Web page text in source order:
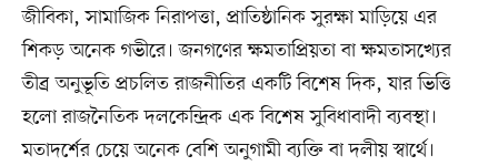
জীবিকা, সামাজিক নিরাপত্তা, প্রাতিষ্ঠানিক সুরক্ষা মাড়িয়ে এর
শিকড় অনেক গভীরে। জনগণের ক্ষমতাপ্রিয়তা বা ক্ষমতাসখ্যের
তীব্র অনুভূতি প্রচলিত রাজনীতির একটি বিশেষ দিক, যার ভিত্তি
হলো রাজনৈতিক দলকেন্দ্রিক এক বিশেষ সুবিধাবাদী ব্যবস্থা।
মতাদর্শের চেয়ে অনেক বেশি অনুগামী ব্যক্তি বা দলীয় স্বার্থে।